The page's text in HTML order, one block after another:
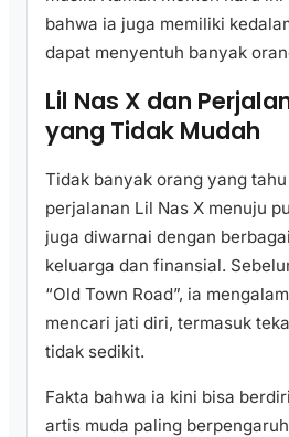
bahwa ia juga memiliki
dapat menyentuh banyak
Lil Nas X dan
yang Tidak Mudah
Tidak banyak orang yang
perjalanan Lil Nas X menuju
juga diwarnai dengan
keluarga dan finansial.
“Old Town Road”, ia
mencari jati diri, termasuk
tidak sedikit.
Fakta bahwa ia kini bisa
artis muda paling